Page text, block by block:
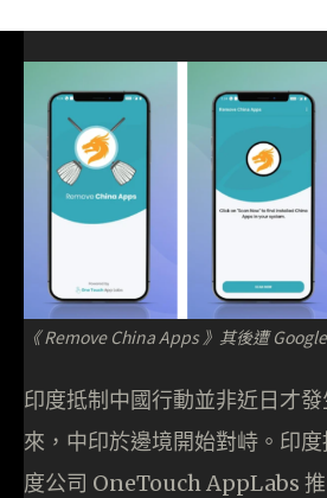
《 Remove China Apps 》其後遭
印度抵制中國行動並非近日才
來，中印於邊境開始對峙。印
度公司 OneTouch AppLabs